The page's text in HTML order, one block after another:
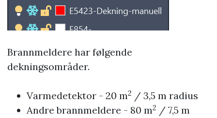
Brannmeldere har følgende
dekningsområder.
Varmedetektor - 20 m2 / 3,5 m radius
Andre brannmeldere - 80 m2 / 7,5 m